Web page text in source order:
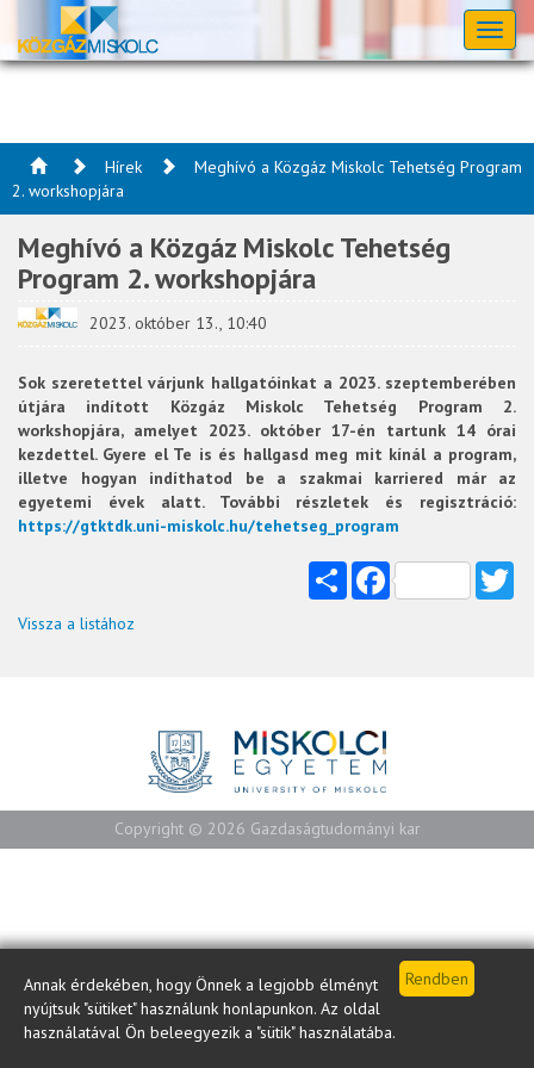
Annak érdekében, hogy Önnek a legjobb élményt
nyújtsuk "sütiket" használunk honlapunkon. Az oldal
használatával Ön beleegyezik a "sütik" használatába.
Hírek
Meghívó a Közgáz Miskolc Tehetség Program
2. workshopjára
Meghívó a Közgáz Miskolc Tehetség
Program 2. workshopjára
2023. október 13., 10:40
Sok szeretettel várjunk hallgatóinkat a 2023. szeptemberében
útjára indított Közgáz Miskolc Tehetség Program 2.
workshopjára, amelyet 2023. október 17-én tartunk 14 órai
kezdettel. Gyere el Te is és hallgasd meg mit kínál a program,
illetve hogyan indíthatod be a szakmai karriered már az
egyetemi évek alatt. További részletek és regisztráció:
https://gtktdk.uni-miskolc.hu/tehetseg_program
Share Facebook
Vissza a listához
Copyright © 2026 Gazdaságtudományi kar